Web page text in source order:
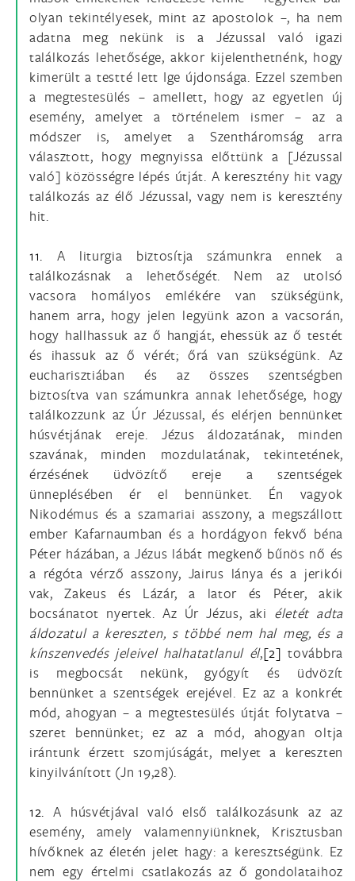
olyan tekintélyesek, mint az apostolok –, ha nem
adatna meg nekünk is a Jézussal való igazi
találkozás lehetősége, akkor kijelenthetnénk, hogy
kimerült a testté lett Ige újdonsága. Ezzel szemben
a megtestesülés – amellett, hogy az egyetlen új
esemény, amelyet a történelem ismer – az a
módszer is, amelyet a Szentháromság arra
választott, hogy megnyissa előttünk a [Jézussal
való] közösségre lépés útját. A keresztény hit vagy
találkozás az élő Jézussal, vagy nem is keresztény
hit.
11. A liturgia biztosítja számunkra ennek a
találkozásnak a lehetőségét. Nem az utolsó
vacsora homályos emlékére van szükségünk,
hanem arra, hogy jelen legyünk azon a vacsorán,
hogy hallhassuk az ő hangját, ehessük az ő testét
és ihassuk az ő vérét; őrá van szükségünk. Az
eucharisztiában és az összes szentségben
biztosítva van számunkra annak lehetősége, hogy
találkozzunk az Úr Jézussal, és elérjen bennünket
húsvétjának ereje. Jézus áldozatának, minden
szavának, minden mozdulatának, tekintetének,
érzésének üdvözítő ereje a szentségek
ünneplésében ér el bennünket. Én vagyok
Nikodémus és a szamariai asszony, a megszállott
ember Kafarnaumban és a hordágyon fekvő béna
Péter házában, a Jézus lábát megkenő bűnös nő és
a régóta vérző asszony, Jairus lánya és a jerikói
vak, Zakeus és Lázár, a lator és Péter, akik
bocsánatot nyertek. Az Úr Jézus, aki életét adta
áldozatul a kereszten, s többé nem hal meg, és a
kínszenvedés jeleivel halhatatlanul él,[2] továbbra
is megbocsát nekünk, gyógyít és üdvözít
bennünket a szentségek erejével. Ez az a konkrét
mód, ahogyan – a megtestesülés útját folytatva –
szeret bennünket; ez az a mód, ahogyan oltja
irántunk érzett szomjúságát, melyet a kereszten
kinyilvánított (Jn 19,28).
12. A húsvétjával való első találkozásunk az az
esemény, amely valamennyiünknek, Krisztusban
hívőknek az életén jelet hagy: a keresztségünk. Ez
nem egy értelmi csatlakozás az ő gondolataihoz